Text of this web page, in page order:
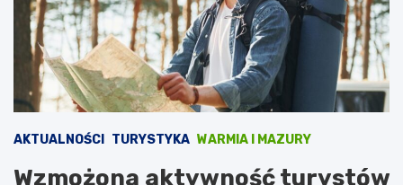
AKTUALNOŚCI TURYSTYKA WARMIA I MAZURY
Wzmożona aktywność turystów